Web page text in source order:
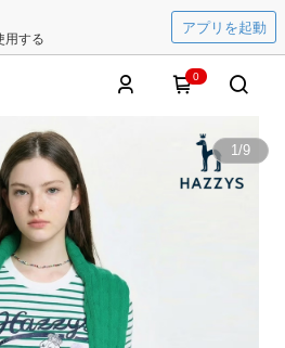
用する
アプリを起動
0
1/9